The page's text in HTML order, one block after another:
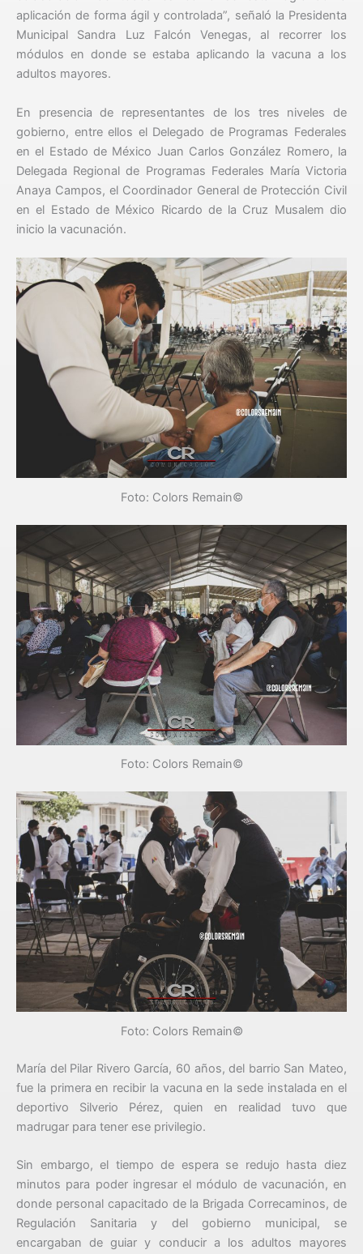
aplicación de forma ágil y controlada”, señaló la Presidenta
Municipal Sandra Luz Falcón Venegas, al recorrer los
módulos en donde se estaba aplicando la vacuna a los
adultos mayores.
En presencia de representantes de los tres niveles de
gobierno, entre ellos el Delegado de Programas Federales
en el Estado de México Juan Carlos González Romero, la
Delegada Regional de Programas Federales María Victoria
Anaya Campos, el Coordinador General de Protección Civil
en el Estado de México Ricardo de la Cruz Musalem dio
inicio la vacunación.
Foto: Colors Remain©
Foto: Colors Remain©
Foto: Colors Remain©
María del Pilar Rivero García, 60 años, del barrio San Mateo,
fue la primera en recibir la vacuna en la sede instalada en el
deportivo Silverio Pérez, quien en realidad tuvo que
madrugar para tener ese privilegio.
Sin embargo, el tiempo de espera se redujo hasta diez
minutos para poder ingresar el módulo de vacunación, en
donde personal capacitado de la Brigada Correcaminos, de
Regulación Sanitaria y del gobierno municipal, se
encargaban de guiar y conducir a los adultos mayores